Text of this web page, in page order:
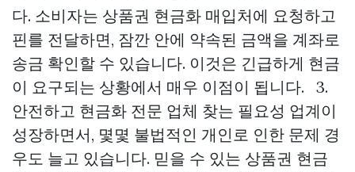
다. 소비자는 상품권 현금화 매입처에 요청하고
핀를 전달하면, 잠깐 안에 약속된 금액을 계좌로
송금 확인할 수 있습니다. 이것은 긴급하게 현금
이 요구되는 상황에서 매우 이점이 됩니다. 3.
안전하고 현금화 전문 업체 찾는 필요성 업계이
성장하면서, 몇몇 불법적인 개인로 인한 문제 경
우도 늘고 있습니다. 믿을 수 있는 상품권 현금